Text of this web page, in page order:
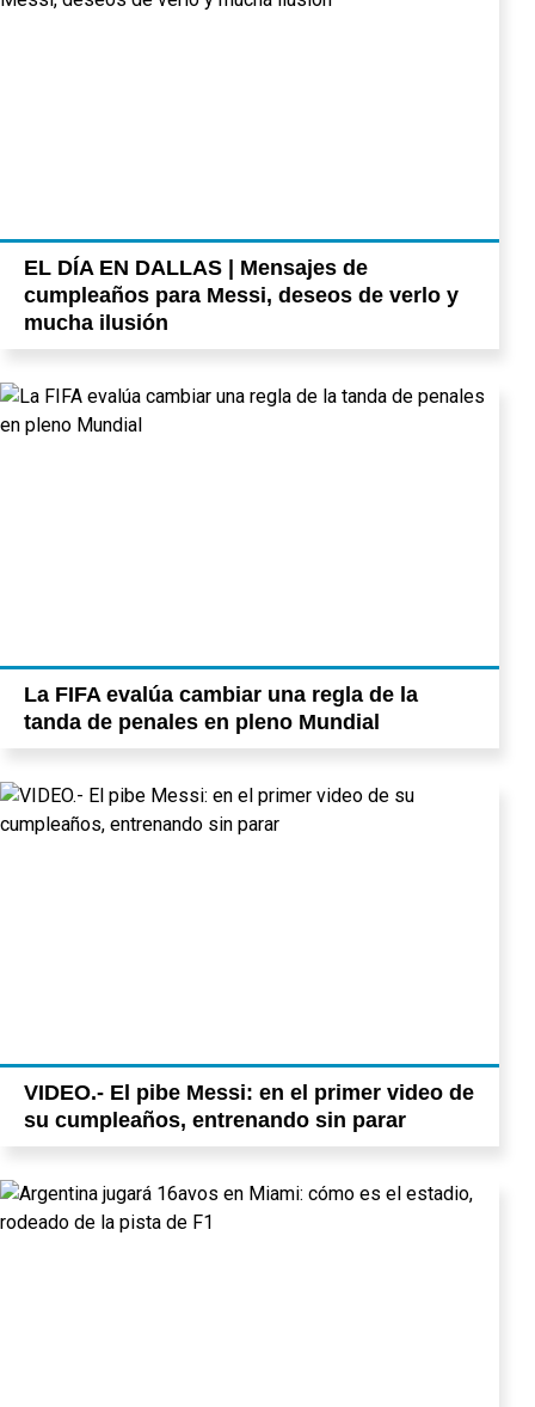
EL DÍA EN DALLAS | Mensajes de
cumpleaños para Messi, deseos de verlo y
mucha ilusión
La FIFA evalúa cambiar una regla de la
tanda de penales en pleno Mundial
VIDEO.- El pibe Messi: en el primer video de
su cumpleaños, entrenando sin parar